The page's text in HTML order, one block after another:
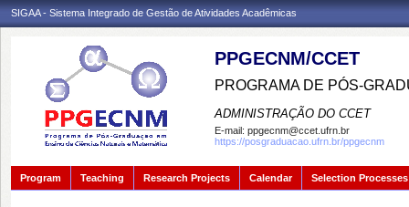
SIGAA - Sistema Integrado de Gestão de Atividades Acadêmicas
PPGECNM/CCET
PROGRAMA DE PÓS-
ADMINISTRAÇÃO DO CCET
E-mail: ppgecnm@ccet.ufrn.br
https://posgraduacao.ufrn.br/ppgecnm
Program Teaching Research Projects Calendar Selection Processes